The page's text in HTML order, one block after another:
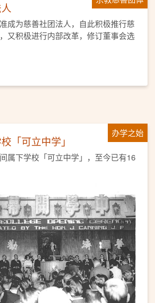
成为慈善社团法人，自此积极推行慈
又积极进行内部改革，修订董事会选
办学之始
「可立中学」
属下学校「可立中学」，至今已有16